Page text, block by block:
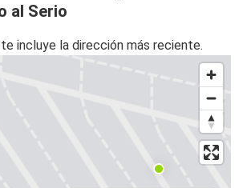
al Serio
incluye la dirección más reciente.